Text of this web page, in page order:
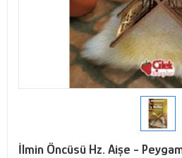
İlmin Öncüsü Hz. Aişe -